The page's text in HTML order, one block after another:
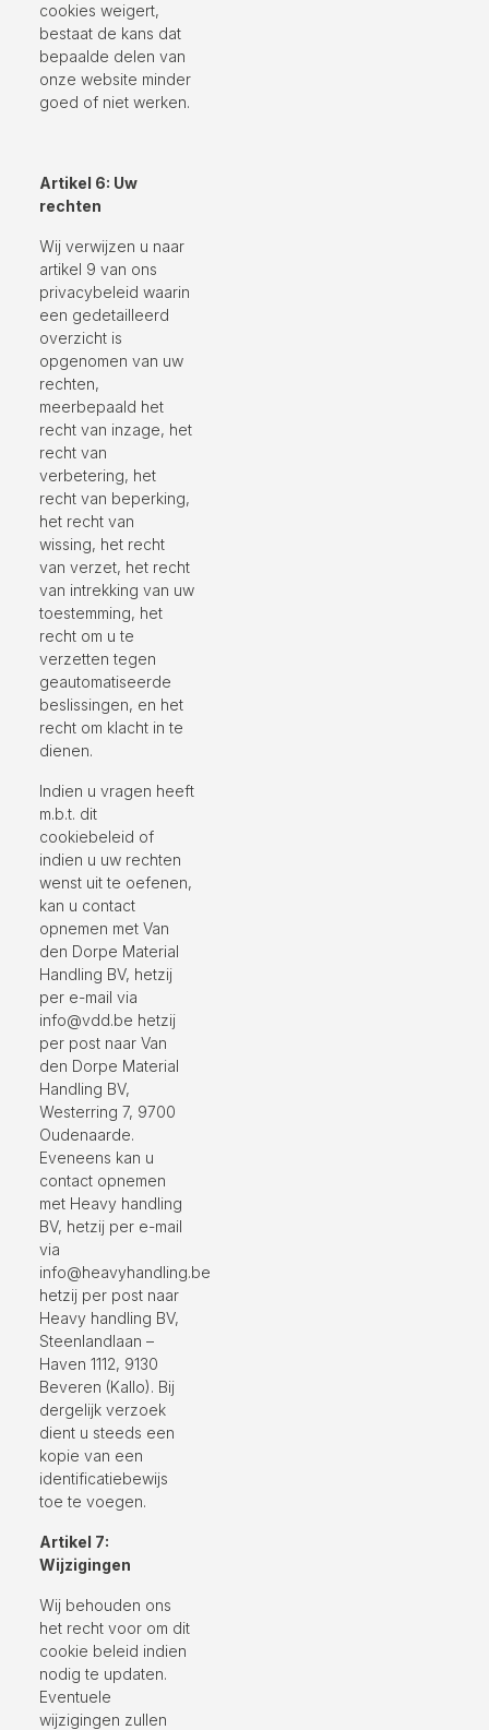
cookies weigert,
bestaat de kans dat
bepaalde delen van
onze website minder
goed of niet werken.
Artikel 6: Uw
rechten
Wij verwijzen u naar
artikel 9 van ons
privacybeleid waarin
een gedetailleerd
overzicht is
opgenomen van uw
rechten,
meerbepaald het
recht van inzage, het
recht van
verbetering, het
recht van beperking,
het recht van
wissing, het recht
van verzet, het recht
van intrekking van uw
toestemming, het
recht om u te
verzetten tegen
geautomatiseerde
beslissingen, en het
recht om klacht in te
dienen.
Indien u vragen heeft
m.b.t. dit
cookiebeleid of
indien u uw rechten
wenst uit te oefenen,
kan u contact
opnemen met Van
den Dorpe Material
Handling BV, hetzij
per e-mail via
info@vdd.be hetzij
per post naar Van
den Dorpe Material
Handling BV,
Westerring 7, 9700
Oudenaarde.
Eveneens kan u
contact opnemen
met Heavy handling
BV, hetzij per e-mail
via
info@heavyhandling.be
hetzij per post naar
Heavy handling BV,
Steenlandlaan –
Haven 1112, 9130
Beveren (Kallo). Bij
dergelijk verzoek
dient u steeds een
kopie van een
identificatiebewijs
toe te voegen.
Artikel 7:
Wijzigingen
Wij behouden ons
het recht voor om dit
cookie beleid indien
nodig te updaten.
Eventuele
wijzigingen zullen